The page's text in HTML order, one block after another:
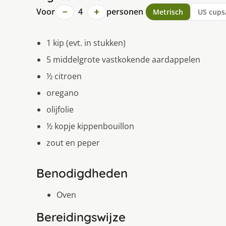
Voor − 4 + personen Metrisch US
1 kip (evt. in stukken)
5 middelgrote vastkokende aardappelen
½ citroen
oregano
olijfolie
½ kopje kippenbouillon
zout en peper
Benodigdheden
Oven
Bereidingswijze